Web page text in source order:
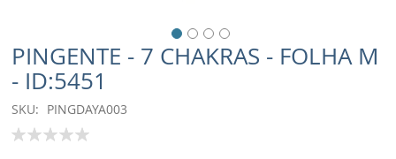
PINGENTE - 7 CHAKRAS - FOLHA M
- ID:5451
SKU
PINGDAYA003
Classificação: